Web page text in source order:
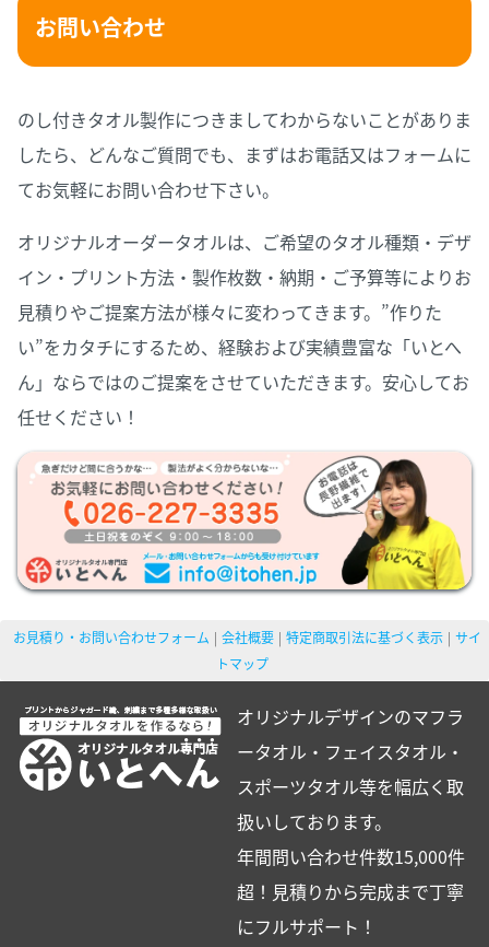
お問い合わせ
のし付きタオル製作につきましてわからないことがありま
したら、どんなご質問でも、まずはお電話又はフォームに
てお気軽にお問い合わせ下さい。
オリジナルオーダータオルは、ご希望のタオル種類・デザ
イン・プリント方法・製作枚数・納期・ご予算等によりお
見積りやご提案方法が様々に変わってきます。”作りた
い”をカタチにするため、経験および実績豊富な「いとへ
ん」ならではのご提案をさせていただきます。安心してお
任せください！
お見積り・お問い合わせフォーム 会社概要 特定商取引法に基づく表示
サイ
トマップ
オリジナルデザインのマフラ
ータオル・フェイスタオル・
スポーツタオル等を幅広く取
扱いしております。
年間問い合わせ件数15,000件
超！見積りから完成まで丁寧
にフルサポート！